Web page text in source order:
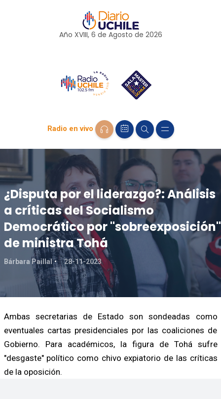
Año XVIII, 6 de Agosto de 2026
Radio en vivo
¿Disputa por el liderazgo?: Análisis
a críticas del Socialismo
Democrático por "sobreexposición"
de ministra Tohá
Bárbara Paillal 28-11-2023
Ambas secretarias de Estado son sondeadas como
eventuales cartas presidenciales por las coaliciones de
Gobierno. Para académicos, la figura de Tohá sufre
"desgaste" político como chivo expiatorio de las críticas
de la oposición.